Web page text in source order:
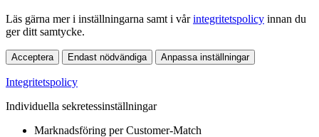
Läs gärna mer i inställningarna samt i vårintegritetspolicy innan du
ger ditt samtycke.
Acceptera Endast nödvändiga Anpassa inställningar
Integritetspolicy
Individuella sekretessinställningar
Marknadsföring per Customer-Match